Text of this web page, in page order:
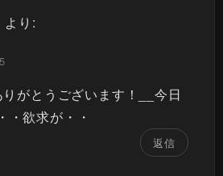
より:
がとうございます！__今日
・欲求が・・
返信